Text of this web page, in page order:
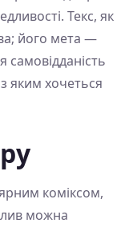
Текс, як
його мета —
самовідданість
яким хочеться
коміксом,
можна